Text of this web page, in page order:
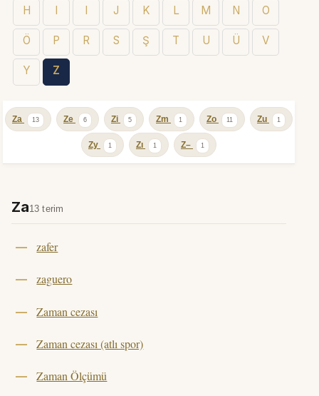
H I I J K L M N O
Ö P R S Ş T U Ü V
Y Z
Za 13 Ze 6 Zi 5 Zm 1 Zo 11 Zu 1
Zy 1 Zı 1 Z– 1
Za13 terim
zafer
zaguero
Zaman cezası
Zaman cezası (atlı spor)
Zaman Ölçümü